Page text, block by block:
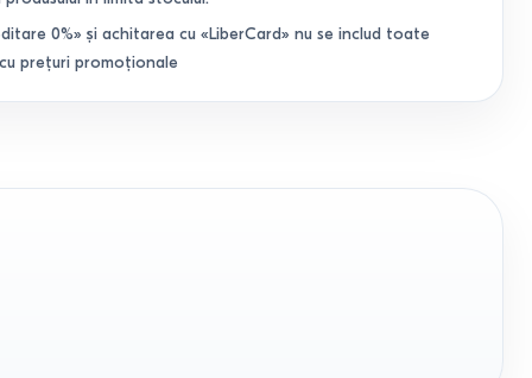
0%» și achitarea cu «LiberCard» nu se includ toate
prețuri promoționale